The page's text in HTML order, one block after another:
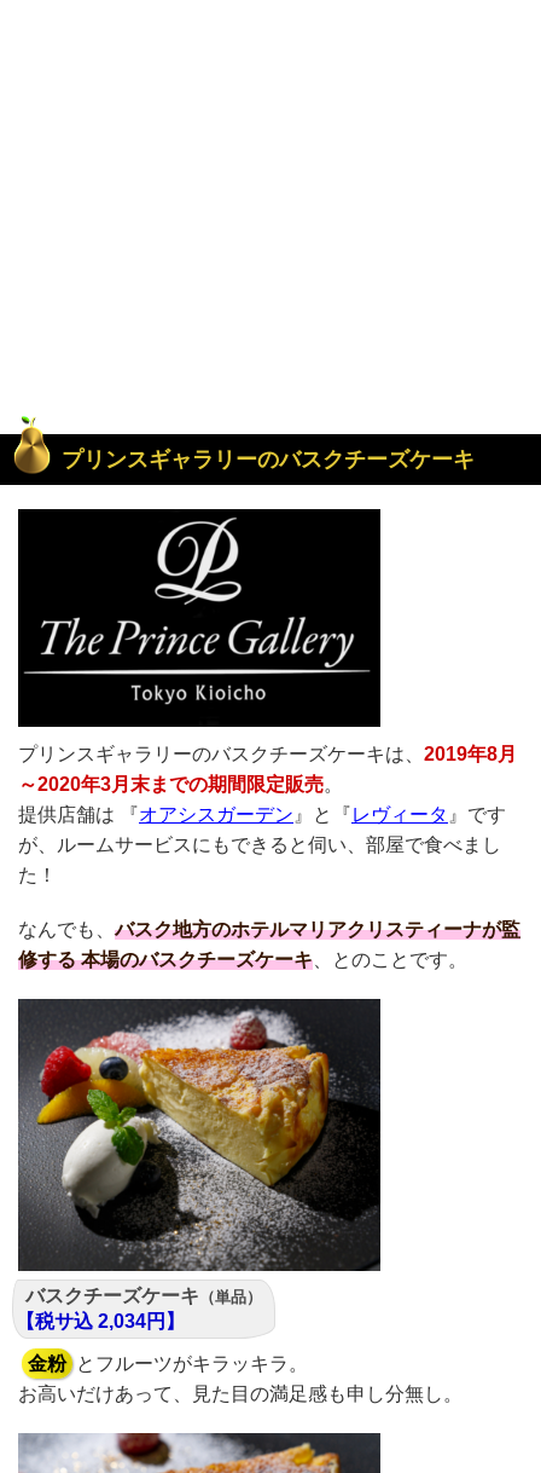
プリンスギャラリーのバスクチーズケーキ
プリンスギャラリーのバスクチーズケーキは、 2019年8月
～2020年3月末までの期間限定販売。
提供店舗は 『オアシスガーデン 』と『レヴィータ 』です
が、ルームサービスにもできると伺い、部屋で食べまし
た！
なんでも、バスク地方のホテルマリアクリスティーナが監
修する 本場のバスクチーズケーキ 、とのことです。
バスクチーズケーキ （単品）
【税サ込 2,034円】
金粉 とフルーツがキラッキラ。
お高いだけあって、見た目の満足感も申し分無し。